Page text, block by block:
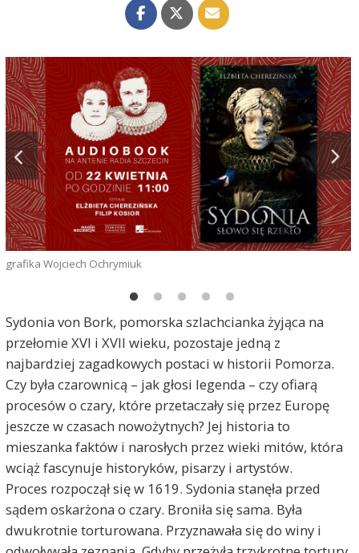
grafika Wojciech Ochrymiuk
Sydonia von Bork, pomorska szlachcianka żyjąca na
przełomie XVI i XVII wieku, pozostaje jedną z
najbardziej zagadkowych postaci w historii Pomorza.
Czy była czarownicą – jak głosi legenda – czy ofiarą
procesów o czary, które przetaczały się przez Europę
jeszcze w czasach nowożytnych? Jej historia to
mieszanka faktów i narosłych przez wieki mitów, która
wciąż fascynuje historyków, pisarzy i artystów.
Proces rozpoczął się w 1619. Sydonia stanęła przed
sądem oskarżona o czary. Broniła się sama. Była
dwukrotnie torturowana. Przyznawała się do winy i